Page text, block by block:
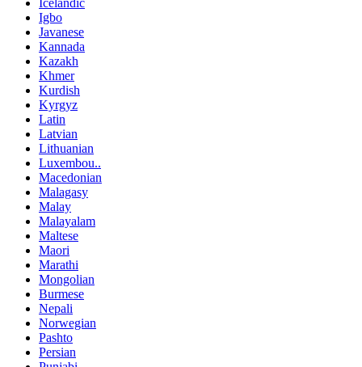
Icelandic
Igbo
Javanese
Kannada
Kazakh
Khmer
Kurdish
Kyrgyz
Latin
Latvian
Lithuanian
Luxembou..
Macedonian
Malagasy
Malay
Malayalam
Maltese
Maori
Marathi
Mongolian
Burmese
Nepali
Norwegian
Pashto
Persian